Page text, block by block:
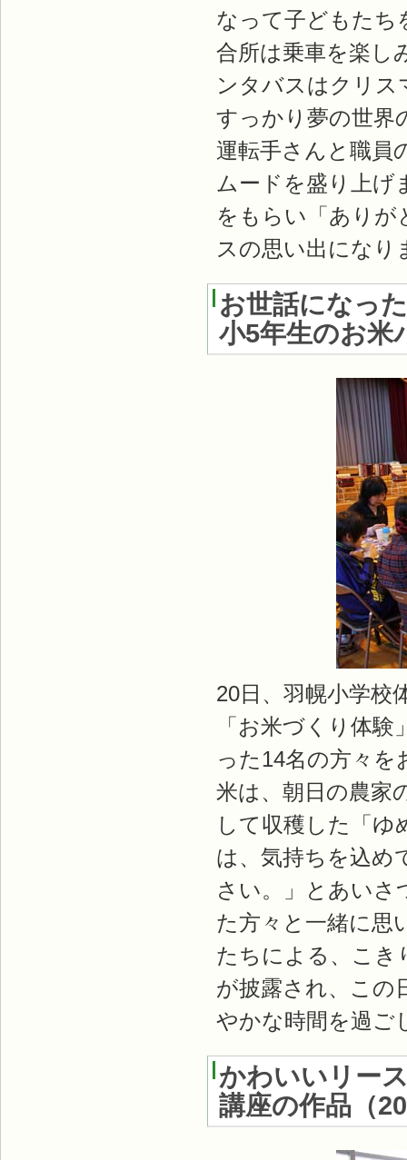
なって子どもたち
合所は乗車を楽し
ンタバスはクリス
すっかり夢の世界
運転手さんと職員
ムードを盛り上げ
をもらい「ありが
スの思い出になり
お世話になっ
小5年生のお米
20日、羽幌小学校
「お米づくり体
った14名の方々
米は、朝日の農家
して収穫した「ゆ
は、気持ちを込め
さい。」とあいさ
た方々と一緒に思
たちによる、こき
が披露され、この
やかな時間を過ご
かわいいリー
講座の作品 （